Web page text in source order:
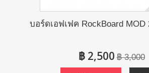
บอร์ดเอฟเฟค RockBoard MOD
฿ 2,500 ฿ 3,000